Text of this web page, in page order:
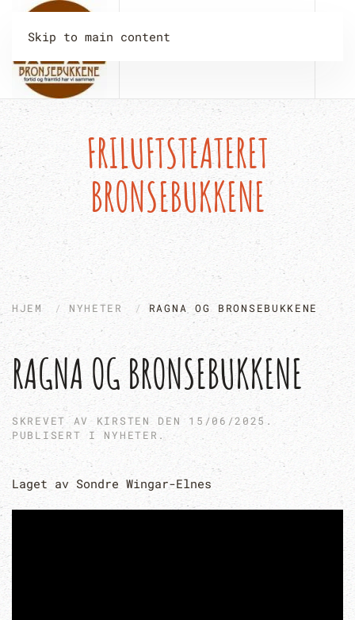
Skip to main content
FRILUFTSTEATERET
BRONSEBUKKENE
HJEM NYHETER RAGNA OG BRONSEBUKKENE
RAGNA OG BRONSEBUKKENE
SKREVET AV KIRSTENDEN 15/06/2025.
PUBLISERT I NYHETER .
Laget av Sondre Wingar-Elnes